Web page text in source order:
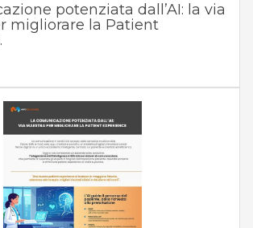
potenziata dall’AI: la via
migliorare la Patient